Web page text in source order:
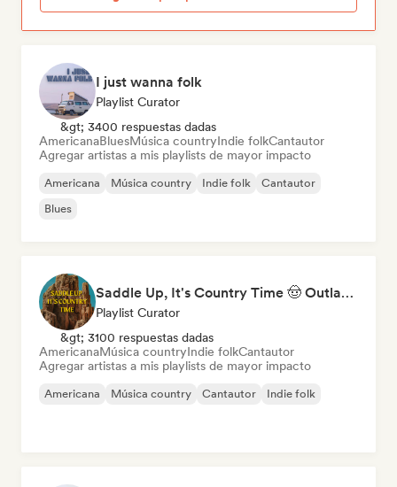
I just wanna folk
Playlist Curator
&gt; 3400 respuestas dadas
AmericanaBluesMúsica countryIndie folkCantautor
Agregar artistas a mis playlists de mayor impacto
Americana Música country Indie folk
Cantautor
Blues
Saddle Up, It's Country Time 🤠 Outlaw Country, Americana & Country Rock
Playlist Curator
&gt; 3100 respuestas dadas
AmericanaMúsica countryIndie folkCantautor
Agregar artistas a mis playlists de mayor impacto
Americana Música country Cantautor Indie folk